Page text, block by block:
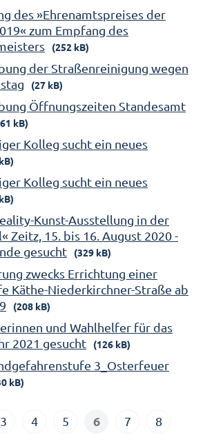
des »Ehrenamtspreises der
zum Empfang des
(252 kB)
der Straßenreinigung wegen
(27 kB)
Öffnungszeiten Standesamt
kB)
Kolleg sucht ein neues
Kolleg sucht ein neues
Kunst-Ausstellung in der
Zeitz, 15. bis 16. August 2020 -
gesucht
(329 kB)
zwecks Errichtung einer
Käthe-Niederkirchner-Straße ab
(208 kB)
und Wahlhelfer für das
2021 gesucht
(126 kB)
3_Osterfeuer
kB)
3 4 5 6 7 8